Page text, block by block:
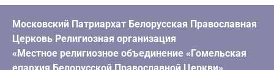
Московский Патриархат Белорусская Православная
Церковь Религиозная организация
«Местное религиозное объединение «Гомельская
епархия Белорусской Православной Церкви»